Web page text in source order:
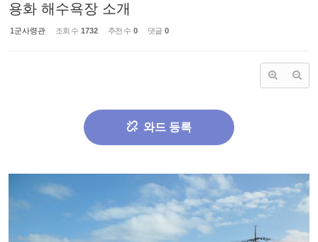
용화 해수욕장 소개
1군사령관 조회 수 1732 추천 수 0 댓글 0
와드 등록